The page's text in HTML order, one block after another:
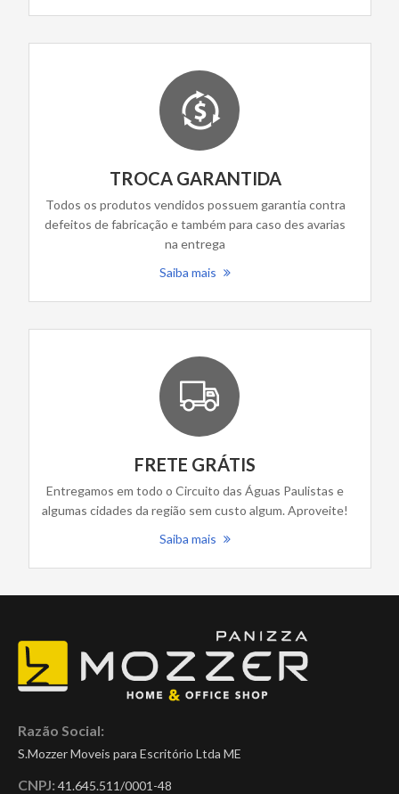
TROCA GARANTIDA
Todos os produtos vendidos possuem garantia contra
defeitos de fabricação e também para caso des avarias
na entrega
Saiba mais
FRETE GRÁTIS
Entregamos em todo o Circuito das Águas Paulistas e
algumas cidades da região sem custo algum. Aproveite!
Saiba mais
Razão Social:
S.Mozzer Moveis para Escritório Ltda ME
CNPJ: 41.645.511/0001-48